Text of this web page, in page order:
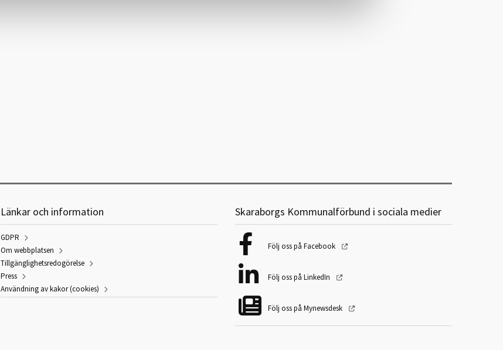
Länkar och information
GDPR
Om webbplatsen
Tillgänglighetsredogörelse
Press
Användning av kakor (cookies)
Skaraborgs Kommunalförbund i sociala medier
Följ oss på Facebook
Följ oss på LinkedIn
Följ oss på Mynewsdesk